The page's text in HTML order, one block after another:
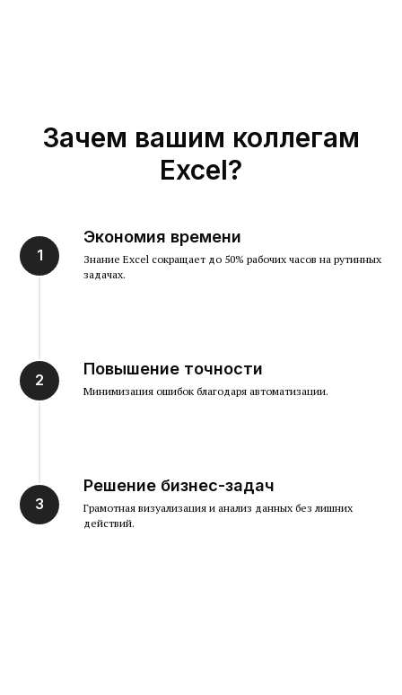
Зачем вашим коллегам
Excel?
Экономия времени
Знание Excel сокращает до 50% рабочих часов на рутинных
задачах.
Повышение точности
Минимизация ошибок благодаря автоматизации.
Решение бизнес-задач
Грамотная визуализация и анализ данных без лишних
действий.